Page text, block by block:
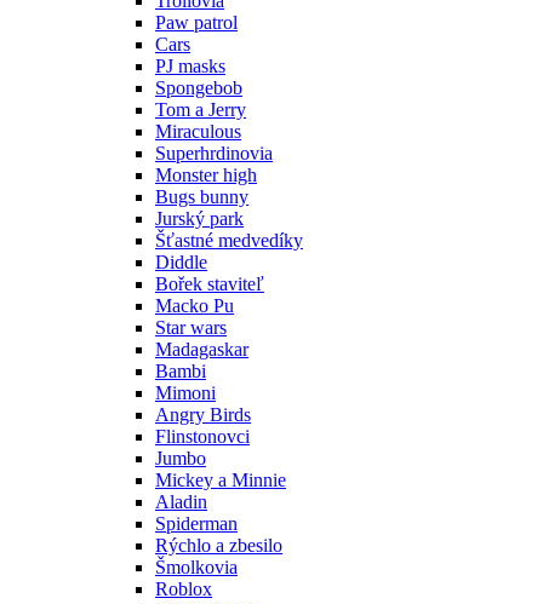
Paw patrol
Cars
PJ masks
Spongebob
Tom a Jerry
Miraculous
Superhrdinovia
Monster high
Bugs bunny
Jurský park
Šťastné medvedíky
Diddle
Bořek staviteľ
Macko Pu
Star wars
Madagaskar
Bambi
Mimoni
Angry Birds
Flinstonovci
Jumbo
Mickey a Minnie
Aladin
Spiderman
Rýchlo a zbesilo
Šmolkovia
Roblox